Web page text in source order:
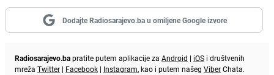
Dodajte Radiosarajevo.ba u omiljene Google izvore
Radiosarajevo.bapratite putem aplikacije za Android | iOS i društvenih
mreža Twitter | Facebook | Instagram, kao i putem našeg ViberChata.